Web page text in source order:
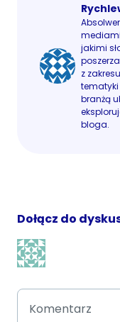
jakimi
z
tematyki
branżą
bloga.
Dołącz do